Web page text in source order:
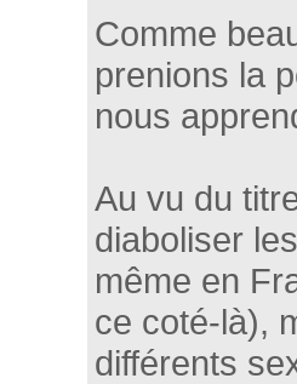
Comme
prenions la
nous
Au vu du
diaboliser
même en
ce coté-là),
différents